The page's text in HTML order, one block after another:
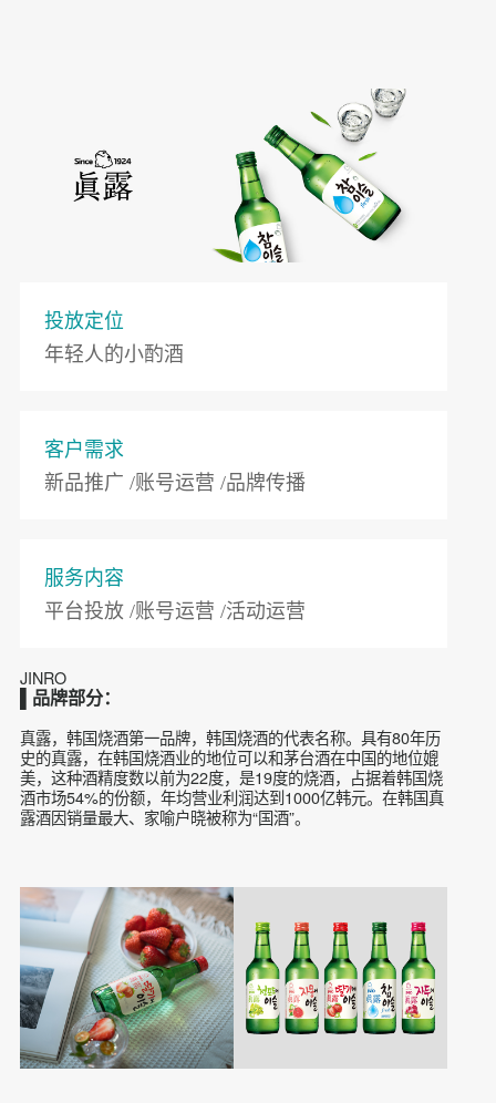
投放定位
客户需求
平台投放 /账号运营 /活动运营
JINRO
▌品牌部分：
真露，韩国烧酒第一品牌，韩国烧酒的代表名称。具有80年历
酒市场54%的份额，年均营业利润达到1000亿韩元。在韩国真
露酒因销量最大、家喻户晓被称为“国酒”。